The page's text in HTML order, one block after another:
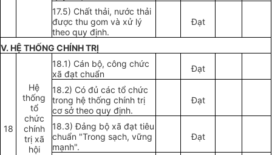
17.5) Chất thải, nước thải
được thu gom và xử lý
theo quy định.
Đạt
V. HỆ THỐNG CHÍNH TRỊ
18
Hệ
thống
tổ
chức
chính
trị xã
hội
18.1) Cán bộ, công chức
xã đạt chuẩn
Đạt
18.2) Có đủ các tổ chức
trong hệ thống chính trị
cơ sở theo quy định.
Đạt
18.3) Đảng bộ xã đạt tiêu
chuẩn "Trong sạch, vững
mạnh".
Đạt